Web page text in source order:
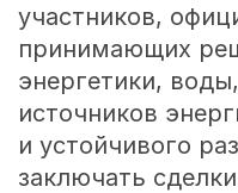
участников,
принимающих
энергетики,
источников
и устойчивого
заключать